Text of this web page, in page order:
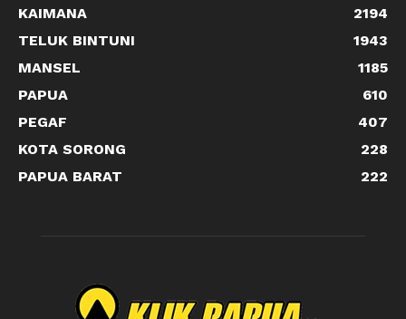
KAIMANA
2194
TELUK BINTUNI
1943
MANSEL
1185
PAPUA
610
PEGAF
407
KOTA SORONG
228
PAPUA BARAT
222